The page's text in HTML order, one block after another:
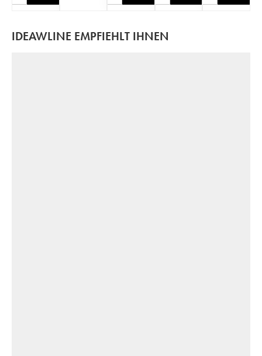
IDEAWLINE EMPFIEHLT IHNEN